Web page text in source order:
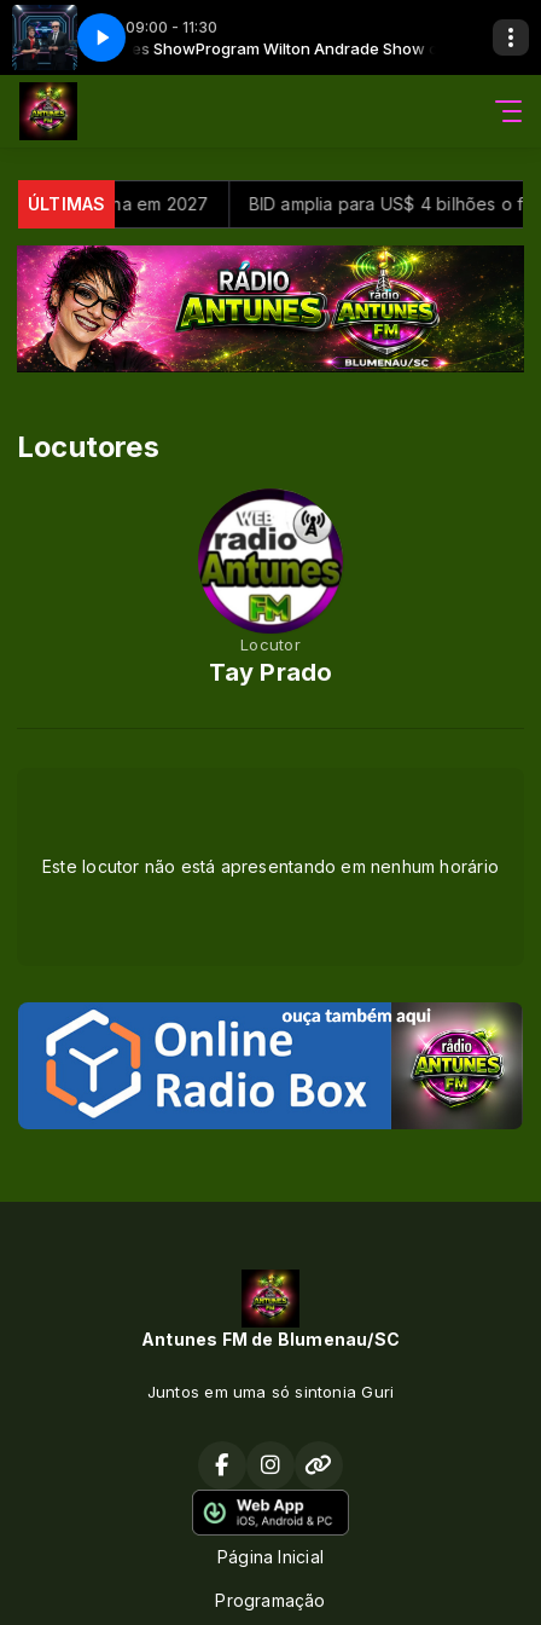
09:00 - 11:30
e Consa Antunes ShowProgram Wilton Andrade Show com Wilton
ÚLTIMAS
Feminina em 2027 BID amplia para US$ 4 bilhões o
Locutores
Locutor
Tay Prado
Este locutor não está apresentando em nenhum horário
Antunes FM de Blumenau/SC
Juntos em uma só sintonia Guri
Página Inicial
Programação